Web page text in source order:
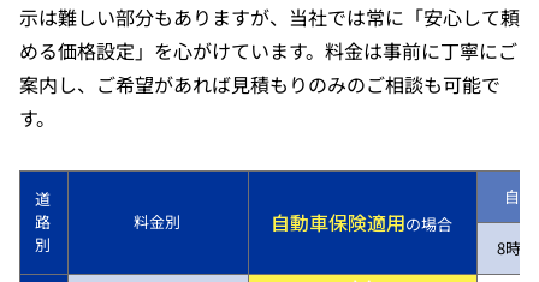
示は難しい部分もありますが、当社では常に「安心して頼
める価格設定」を心がけています。料金は事前に丁寧にご
案内し、ご希望があれば見積もりのみのご相談も可能で
す。
道
路
別
料金別 自動車保険適用の場合
自
8時